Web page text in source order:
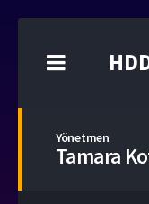
Yönetmen
Tamara